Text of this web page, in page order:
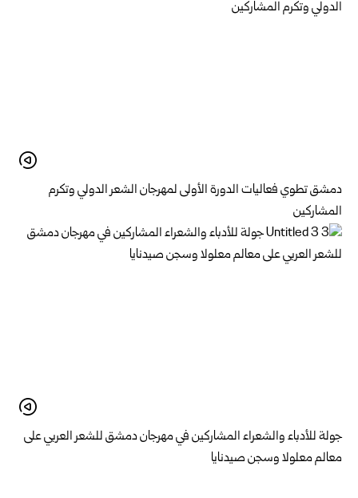
دمشق تطوي فعاليات الدورة الأولى لمهرجان الشعر الدولي وتكرم
المشاركين
جولة للأدباء والشعراء المشاركين في مهرجان دمشق للشعر العربي على
معالم معلولا وسجن صيدنايا